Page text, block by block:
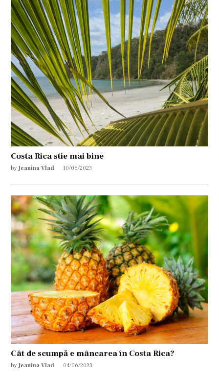
Costa Rica stie mai bine
by Jeanina Vlad 10/06/2023
Cât de scumpă e mâncarea în Costa Rica?
by Jeanina Vlad 04/06/2023